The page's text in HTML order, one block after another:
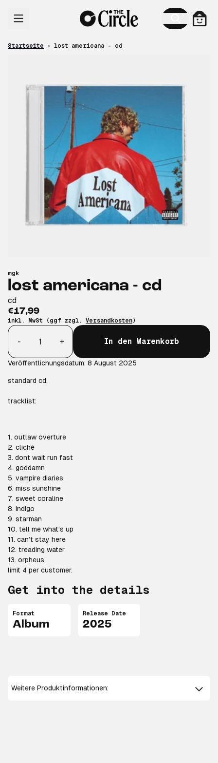
Startseite › lost americana - cd
mgk
lost americana - cd
cd
€17,99
inkl. MwSt (ggf zzgl. Versandkosten)
Anzahl
-
+ In den Warenkorb
Veröffentlichungsdatum: 8 August 2025
standard cd.
tracklist:
1. outlaw overture
2. cliché
3. dont wait run fast
4. goddamn
5. vampire diaries
6. miss sunshine
7. sweet coraline
8. indigo
9. starman
10. tell me what’s up
11. can’t stay here
12. treading water
13. orpheus
limit 4 per customer.
Get into the details
Format
Album
Release Date
2025
Weitere Produktinformationen: